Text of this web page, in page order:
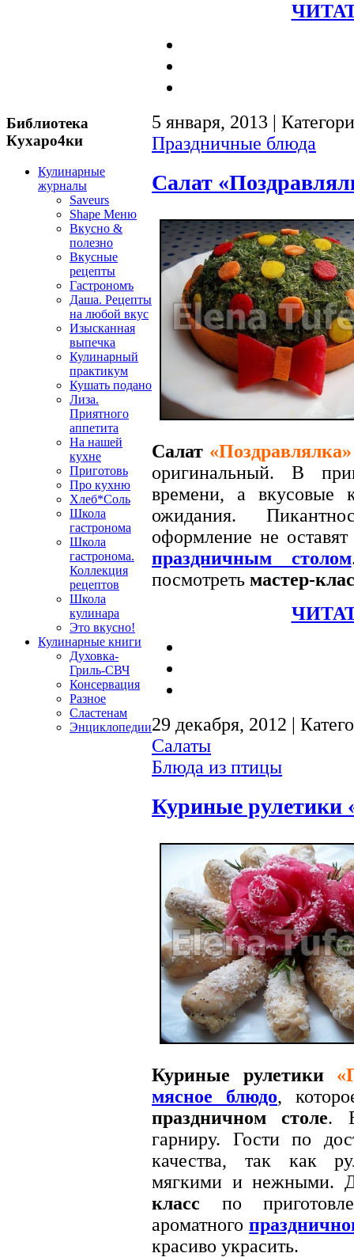
Библиотека
Кухаро4ки
Кулинарные
журналы
Saveurs
Shape Меню
Вкусно &
полезно
Вкусные
рецепты
Гастрономъ
Даша. Рецепты
на любой вкус
Изысканная
выпечка
Кулинарный
практикум
Кушать подано
Лиза.
Приятного
аппетита
На нашей
кухне
Приготовь
Про кухню
Хлеб*Соль
Школа
гастронома
Школа
гастронома.
Коллекция
рецептов
Школа
кулинара
Это вкусно!
Кулинарные книги
Духовка-
Гриль-СВЧ
Консервация
Разное
Сластенам
Энциклопедии
5 января, 2013 |
Праздничные блюда
Салат
Салат «Поздравлялка»
оригинальный. В
времени, а вкусовые
ожидания.
оформление не
праздничным столом
посмотреть мастер-
29 декабря, 2012 |
Салаты
Блюда из птицы
Куриные рулетики
Куриные рулетики
мясное блюдо,
праздничном столе.
гарниру. Гости по
качества, так как
мягкими и нежными.
класс по
ароматного
красиво украсить.